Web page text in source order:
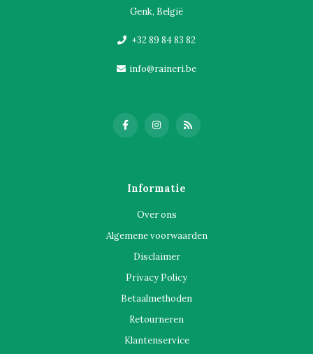
Genk, België
+32 89 84 83 82
info@raineri.be
Informatie
Over ons
Algemene voorwaarden
Disclaimer
Privacy Policy
Betaalmethoden
Retourneren
Klantenservice